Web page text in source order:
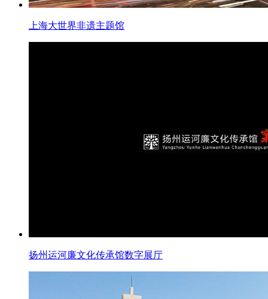
上海大世界非遗主题馆
扬州运河廉文化传承馆数字展厅